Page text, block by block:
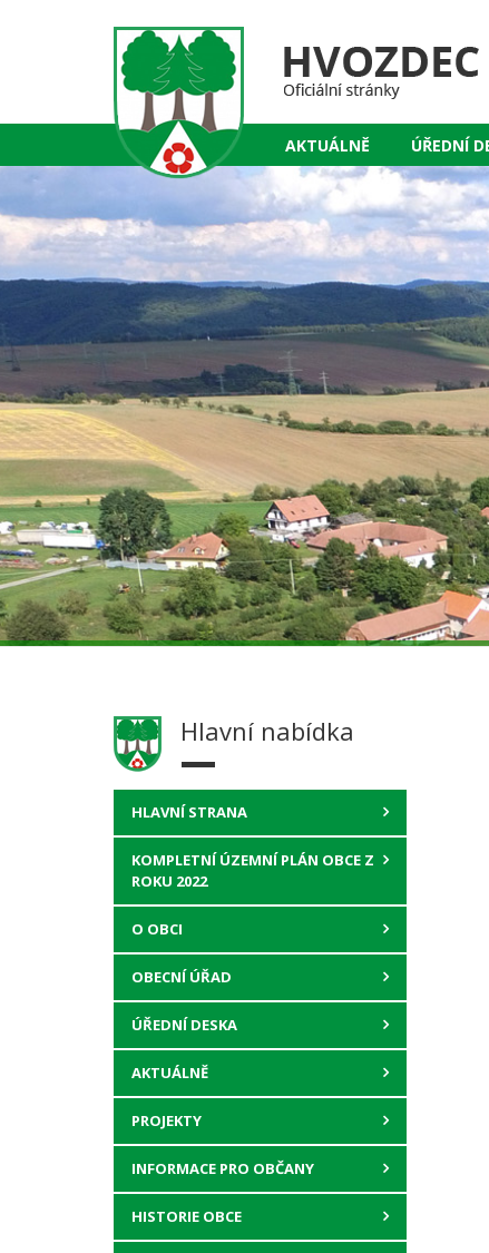
AKTUÁLNĚ ÚŘEDNÍ
Hlavní nabídka
HLAVNÍ STRANA
KOMPLETNÍ ÚZEMNÍ PLÁN OBCE Z
ROKU 2022
O OBCI
OBECNÍ ÚŘAD
ÚŘEDNÍ DESKA
AKTUÁLNĚ
PROJEKTY
INFORMACE PRO OBČANY
HISTORIE OBCE